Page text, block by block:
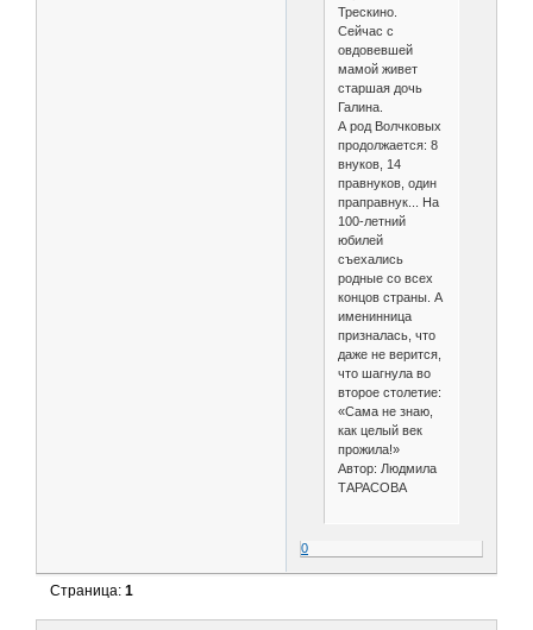
Трескино.
Сейчас с
овдовевшей
мамой живет
старшая дочь
Галина.
А род Волчковых
продолжается: 8
внуков, 14
правнуков, один
праправнук... На
100-летний
юбилей
съехались
родные со всех
концов страны. А
именинница
призналась, что
даже не верится,
что шагнула во
второе столетие:
«Сама не знаю,
как целый век
прожила!»
Автор: Людмила
ТАРАСОВА
0
Страница:1